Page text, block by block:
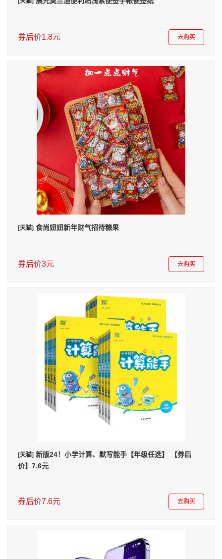
券后价1.8元 去购买
[天猫] 食尚妞妞新年财气招待糖果
券后价3元 去购买
[天猫] 新版24！小学计算、默写能手【年级任选】 【券后
价】7.6元
券后价7.6元 去购买